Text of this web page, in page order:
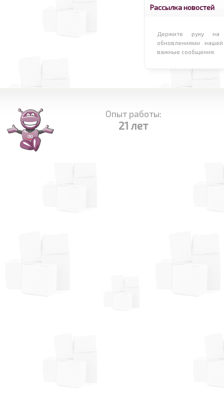
Рассылка новостей
Держите руку на
обновлениями
важные сообщения.
Опыт работы:
21 лет